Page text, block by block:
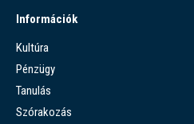
Információk
Kultúra
Pénzügy
Tanulás
Szórakozás